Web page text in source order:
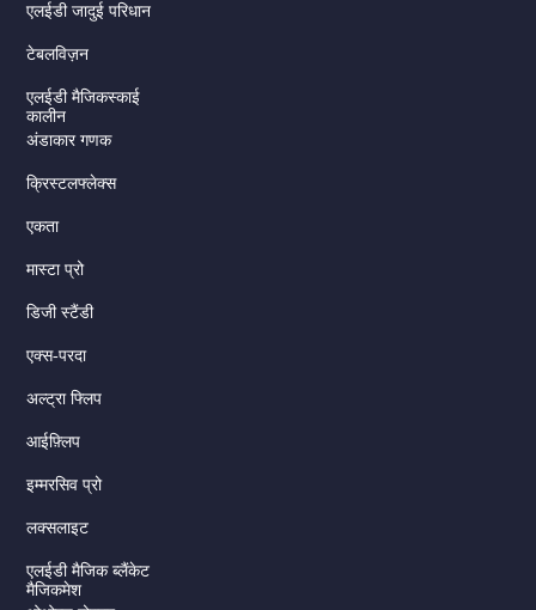
एलईडी जादुई परिधान
टेबलविज़न
एलईडी मैजिकस्काई
कालीन
अंडाकार गणक
क्रिस्टलफ्लेक्स
एकता
मास्टा प्रो
डिजी स्टैंडी
एक्स-परदा
अल्ट्रा फ्लिप
आईफ़्लिप
इम्मरसिव प्रो
लक्सलाइट
एलईडी मैजिक ब्लैंकेट
मैजिकमेश